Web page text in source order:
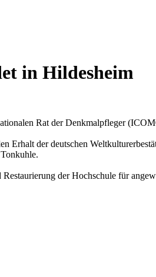
in Hildesheim
Rat der Denkmalpfleger
Erhalt der deutschen
der Hochschule für